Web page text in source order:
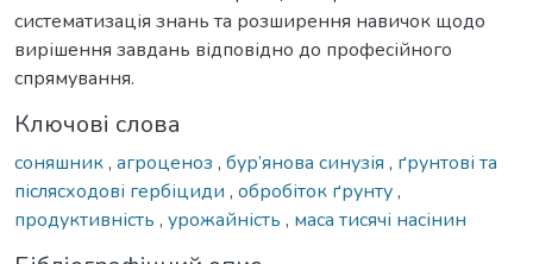
систематизація знань та розширення навичок щодо
вирішення завдань відповідно до професійного
спрямування.
Ключові слова
соняшник, агроценоз , бур’янова синузія , ґрунтові та
післясходові гербіциди , обробіток ґрунту,
продуктивність , урожайність , маса тисячі насінин